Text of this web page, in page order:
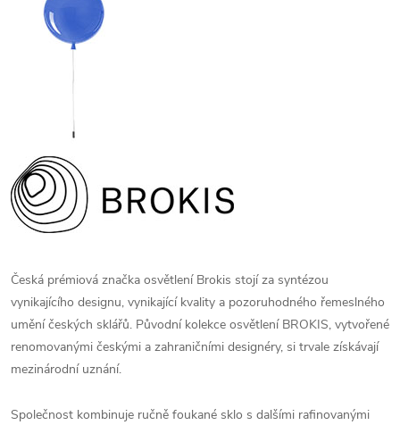
Česká prémiová značka osvětlení Brokis stojí za syntézou
vynikajícího designu, vynikající kvality a pozoruhodného řemeslného
umění českých sklářů. Původní kolekce osvětlení BROKIS, vytvořené
renomovanými českými a zahraničními designéry, si trvale získávají
mezinárodní uznání.
Společnost kombinuje ručně foukané sklo s dalšími rafinovanými